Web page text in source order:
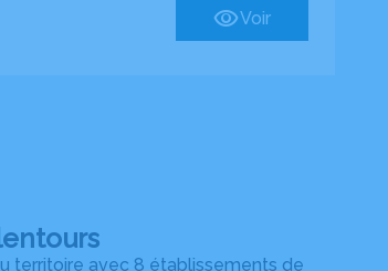
Voir
territoire avec 8 établissements de